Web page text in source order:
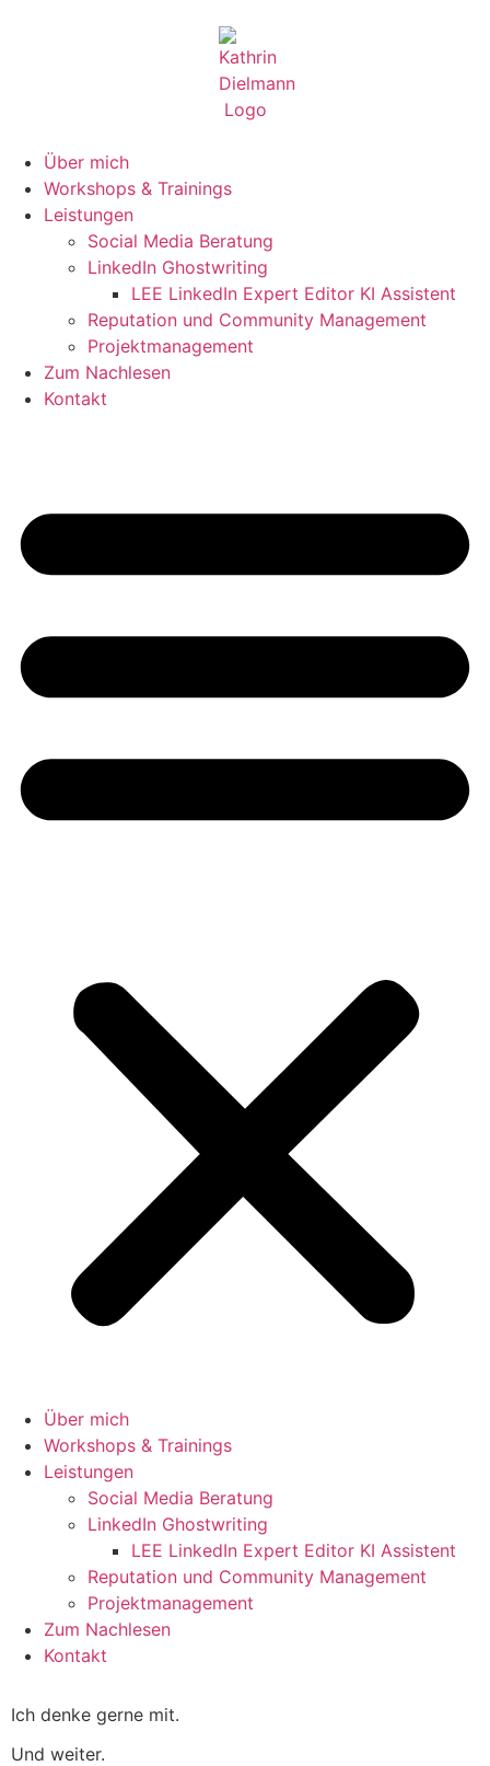
Über mich
Workshops & Trainings
Leistungen
Social Media Beratung
LinkedIn Ghostwriting
LEE LinkedIn Expert Editor KI Assistent
Reputation und Community Management
Projektmanagement
Zum Nachlesen
Kontakt
Über mich
Workshops & Trainings
Leistungen
Social Media Beratung
LinkedIn Ghostwriting
LEE LinkedIn Expert Editor KI Assistent
Reputation und Community Management
Projektmanagement
Zum Nachlesen
Kontakt
Ich den­ke ger­ne mit.
Und wei­ter.